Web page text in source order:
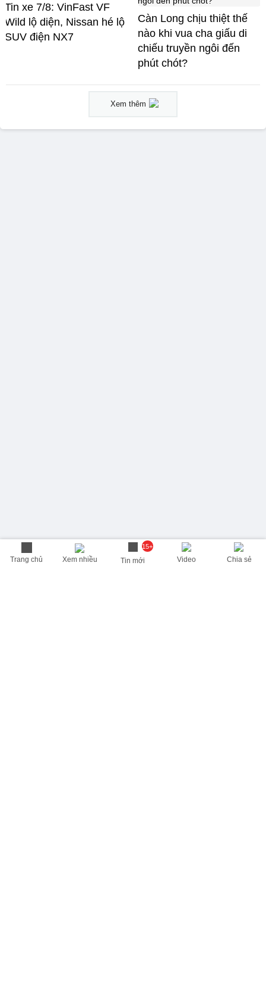
Trang chủ Xem nhiều
15+
Tin mới Video Chia sẻ
Tin xe 7/8: VinFast VF
Wild lộ diện, Nissan hé lộ
SUV điện NX7
Càn Long chịu thiệt thế
nào khi vua cha giấu di
chiếu truyền ngôi đến
phút chót?
Xem thêm